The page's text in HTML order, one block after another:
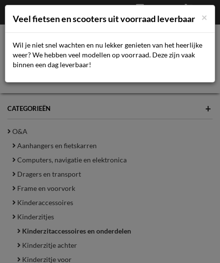
€0,00
Afrekenen
Mijn account
CATEGORIEËN +
O&A
Aanhangers en fietskarren
Computers, navigatie en elektronica
Dragers en transport
Frame en voorvork
Kinderaccessoires
Kinderzitjes
Kinderzitaccessoires en onderdelen
Kinderzitje achter
Kinderzitje voor
×
Veel fietsen en scooters uit voorraad leverbaar
Wil je niet snel wachten en nu lekker genieten van het heerlijke
weer? We hebben veel modellen op voorraad. Deze zijn vaak
binnen een dag leverbaar!